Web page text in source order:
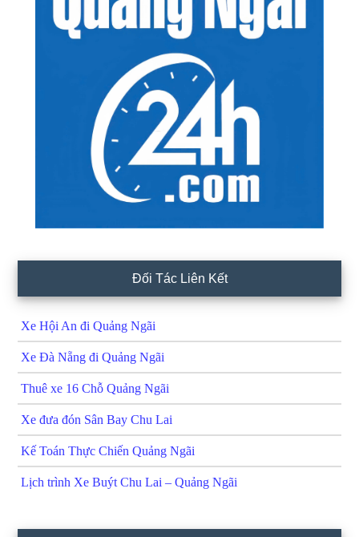
Đối Tác Liên Kết
Xe Hội An đi Quảng Ngãi
Xe Đà Nẵng đi Quảng Ngãi
Thuê xe 16 Chỗ Quảng Ngãi
Xe đưa đón Sân Bay Chu Lai
Kế Toán Thực Chiến Quảng Ngãi
Lịch trình Xe Buýt Chu Lai – Quảng Ngãi